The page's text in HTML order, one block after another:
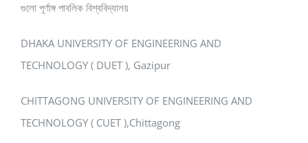
গুলো পূর্ণাঙ্গ পাবলিক বিশ্ববিদ্যালয়
DHAKA UNIVERSITY OF ENGINEERING AND
TECHNOLOGY ( DUET ), Gazipur
CHITTAGONG UNIVERSITY OF ENGINEERING AND
TECHNOLOGY ( CUET ),Chittagong